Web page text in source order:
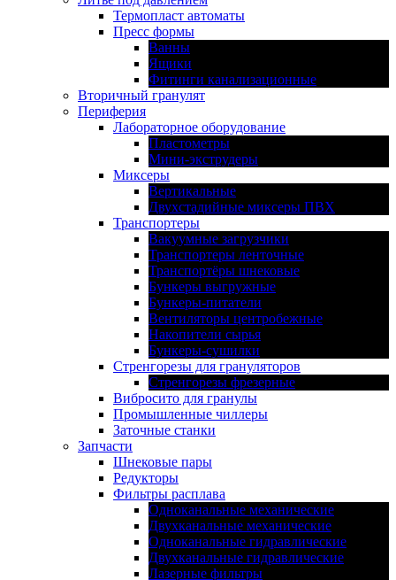
Термопласт автоматы
Пресс формы
Ванны
Ящики
Фитинги канализационные
Вторичный гранулят
Периферия
Лабораторное оборудование
Пластометры
Мини-экструдеры
Миксеры
Вертикальные
Двухстадийные миксеры ПВХ
Транспортеры
Вакуумные загрузчики
Транспортеры ленточные
Транспортёры шнековые
Бункеры выгружные
Бункеры-питатели
Вентиляторы центробежные
Накопители сырья
Бункеры-сушилки
Стренгорезы для грануляторов
Стренгорезы фрезерные
Вибросито для гранулы
Промышленные чиллеры
Заточные станки
Запчасти
Шнековые пары
Редукторы
Фильтры расплава
Одноканальные механические
Двухканальные механические
Одноканальные гидравлические
Двухканальные гидравлические
Лазерные фильтры